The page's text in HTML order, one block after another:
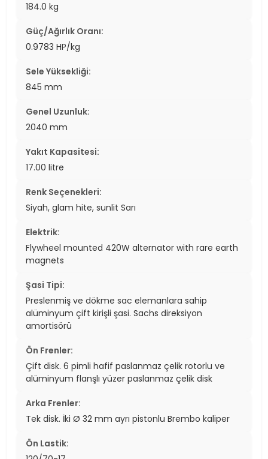
184.0 kg
Güç/Ağırlık Oranı:
0.9783 HP/kg
Sele Yüksekliği:
845 mm
Genel Uzunluk:
2040 mm
Yakıt Kapasitesi:
17.00 litre
Renk Seçenekleri:
Siyah, glam hite, sunlit Sarı
Elektrik:
Flywheel mounted 420W alternator with rare earth
magnets
Şasi Tipi:
Preslenmiş ve dökme sac elemanlara sahip
alüminyum çift kirişli şasi. Sachs direksiyon
amortisörü
Ön Frenler:
Çift disk. 6 pimli hafif paslanmaz çelik rotorlu ve
alüminyum flanşlı yüzer paslanmaz çelik disk
Arka Frenler:
Tek disk. İki Ø 32 mm ayrı pistonlu Brembo kaliper
Ön Lastik: